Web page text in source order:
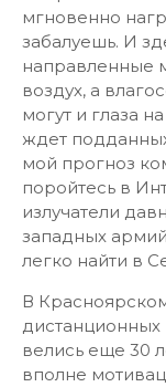
мгновенно
забалуешь. И
направленные
воздух, а
могут и глаза
ждет
мой прогноз
поройтесь в
излучатели
западных
легко найти в
В
велись еще 30
вполне